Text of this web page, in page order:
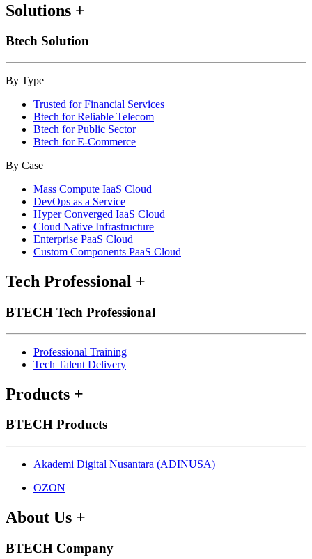
Solutions +
Btech Solution
By Type
Trusted for Financial Services
Btech for Reliable Telecom
Btech for Public Sector
Btech for E-Commerce
By Case
Mass Compute IaaS Cloud
DevOps as a Service
Hyper Converged IaaS Cloud
Cloud Native Infrastructure
Enterprise PaaS Cloud
Custom Components PaaS Cloud
Tech Professional +
BTECH Tech Professional
Professional Training
Tech Talent Delivery
Products +
BTECH Products
Akademi Digital Nusantara (ADINUSA)
OZON
About Us +
BTECH Company